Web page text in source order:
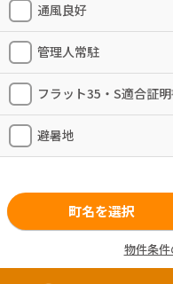
通風良好
管理人常駐
フラット35・S適合証
避暑地
町名を選択
物件条